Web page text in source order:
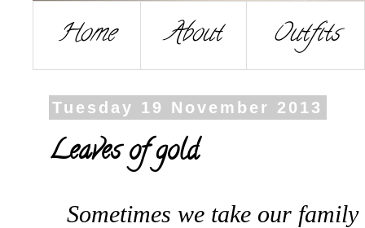
Home About Outfits
Tuesday 19 November 2013
Leaves of gold
Sometimes we take our